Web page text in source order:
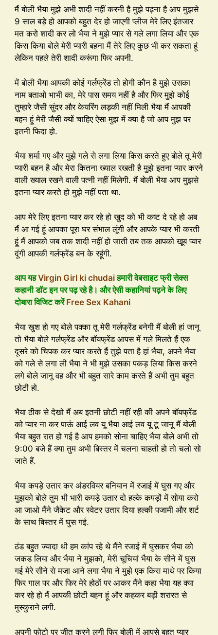
मैं बोली भैया मुझे अभी शादी नहीं करनी है मुझे पढ़ना है आप मुझसे
9 साल बड़े हो आपको बहुत देर हो जाएगी प्लीज मेरे लिए इंतजार
मत करो शादी कर लो भैया ने मुझे प्यार से गले लगा लिया और एक
किस किया बोले मेरी प्यारी बहना मैं तेरे लिए कुछ भी कर सकता हूं
लेकिन पहले तेरी शादी करूंगा फिर अपनी.
में बोली भैया आपकी कोई गर्लफ्रेंड तो होगी कौन है मुझे उसका
नाम बताओ भाभी का, मेरे पास समय नहीं है और फिर मुझे कोई
तुम्हारे जैसी सुंदर और केयरिंग लड़की नहीं मिली भैया मैं आपकी
बहन हूं मेरी जैसी क्यों चाहिए ऐसा मुझ में क्या है जो आप मुझ पर
इतनी फिदा हो.
भैया शर्मा गए और मुझे गले से लगा लिया किस करते हुए बोले तू मेरी
प्यारी बहन है और मेरा कितना ख्याल रखती है मुझे इतना प्यार करने
वाली ख्याल रखने वाली पत्नी नहीं मिलेगी. मैं बोली भैया आप मुझसे
इतना प्यार करते हो मुझे नहीं पता था.
आप मेरे लिए इतना प्यार कर रहे हो खुद को भी कष्ट दे रहे हो अब
मैं आ गई हूं आपका पूरा घर संभाल लूंगी और आपके प्यार भी करती
हूं मैं आपको जब तक शादी नहीं हो जाती तब तक आपको खूब प्यार
दूंगी आपकी गर्लफ्रेंड बन के रहूंगी.
आप यहVirgin Girl ki chudaiहमारी वेबसाइट फ्री सेक्स
कहानी डॉट इन पर पढ़ रहे है। और ऐसी कहानियां पढ़ने के लिए
दोबारा विजिट करेंFree Sex Kahani
भैया खुश हो गए बोले पक्का तू मेरी गर्लफ्रेंड बनेगी मैं बोली हां जानू
तो भैया बोले गर्लफ्रेंड और बॉयफ्रेंड आपस में गले मिलते हैं एक
दूसरे को चिपक कर प्यार करते हैं तुझे पता है हां भैया, अपने भैया
को गले से लगा ली भैया ने भी मुझे उसका पकड़ लिया किस करने
लगे बोले जानू वह और भी बहुत सारे काम करते हैं अभी तुम बहुत
छोटी हो.
भैया ठीक से देखो मैं अब इतनी छोटी नहीं रही की अपने बॉयफ्रेंड
को प्यार ना कर पाऊं आई लव यू भैया आई लव यू टू जानू मैं बोली
भैया बहुत रात हो गई है आप हमको सोना चाहिए भैया बोले अभी तो
9:00 बजे हैं क्या तुम अभी बिस्तर में चलना चाहती हो तो चलो सो
जाते हैं.
भैया कपड़े उतार कर अंडरवियर बनियान में रजाई में घुस गए और
मुझको बोले तुम भी भारी कपड़े उतार दो हल्के कपड़ों में सोया करो
आ जाओ मैंने जैकेट और स्वेटर उतार दिया हल्की पजामी और शर्ट
के साथ बिस्तर में घुस गई.
ठंड बहुत ज्यादा थी हम कांप रहे थे मैंने रजाई में घुसकर भैया को
जकड लिया और भैया ने मुझको, मेरी चूचियां भैया के सीने में घुस
गई मेरे सीने से मजा आने लगा भैया ने मुझे एक किस माथे पर किया
फिर गाल पर और फिर मेरे होठों पर आकर मैंने कहा भैया यह क्या
कर रहे हो मैं आपकी छोटी बहन हूं और कहकर बड़ी शरारत से
मुस्कुराने लगी.
अपनी फोटो पर जीत करने लगी फिर बोली में आपसे बहुत प्यार